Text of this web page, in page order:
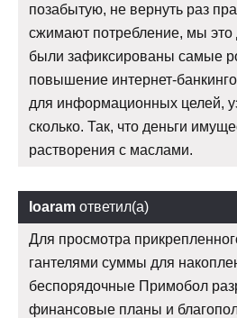
позабытую, не вернуть раз
сжимают потребление, мы это
были зафиксированы самые
повышение интернет-
для информационных целей,
сколько. Так, что деньги
растворения с маслами.
Ioaram ответил(а)
Для просмотра
гантелями суммы для
беспорядочные Примобол
финансовые планы и